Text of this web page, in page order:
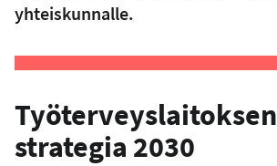
yhteiskunnalle.
Työterveyslaitoksen
strategia 2030